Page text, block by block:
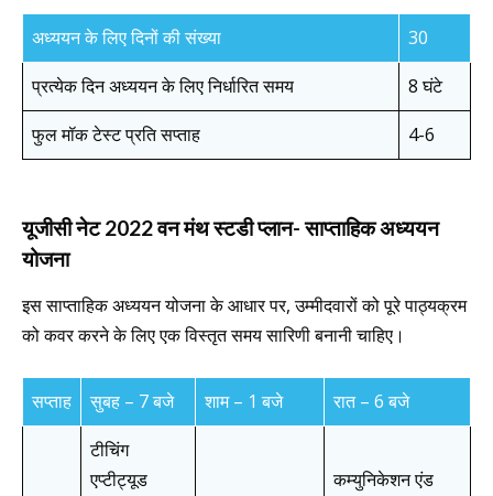
अध्ययन के लिए दिनों की संख्या
30
प्रत्येक दिन अध्ययन के लिए निर्धारित समय
8 घंटे
फुल मॉक टेस्ट प्रति सप्ताह
4-6
यूजीसी नेट 2022 वन मंथ स्टडी प्लान- साप्ताहिक अध्ययन
योजना
इस साप्ताहिक अध्ययन योजना के आधार पर, उम्मीदवारों को पूरे पाठ्यक्रम
को कवर करने के लिए एक विस्तृत समय सारिणी बनानी चाहिए।
सप्ताह सुबह – 7 बजे शाम – 1 बजे रात – 6 बजे
टीचिंग
एप्टीट्यूड
कम्युनिकेशन एंड